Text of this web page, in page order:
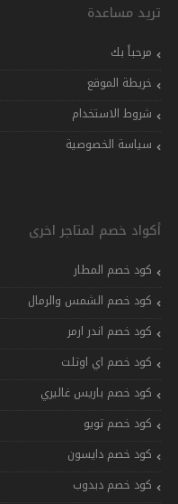
تريد مساعدة
مرحباً بك
خريطة الموقع
شروط الاستخدام
سياسة الخصوصية
أكواد خصم لمتاجر اخرى
كود خصم المطار
كود خصم الشمس والرمال
كود خصم اندر ارمر
كود خصم اي اوتلت
كود خصم باريس غاليري
كود خصم تويو
كود خصم دايسون
كود خصم دبدوب